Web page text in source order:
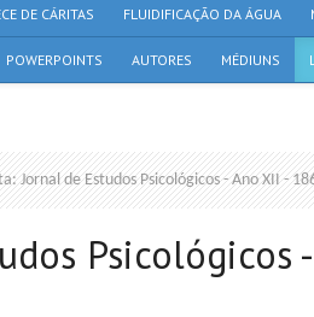
DE CÁRITAS FLUIDIFICAÇÃO DA ÁGUA
POWERPOINTS AUTORES MÉDIUNS
Jornal de Estudos Psicológicos - Ano XII -
Psicológicos